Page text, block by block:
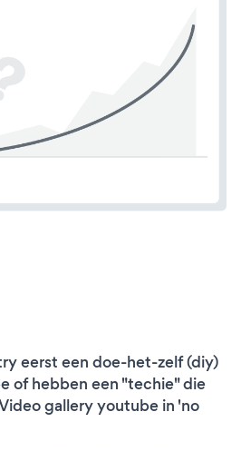
eerst een doe-het-zelf (diy)
of hebben een "techie" die
gallery youtube in 'no